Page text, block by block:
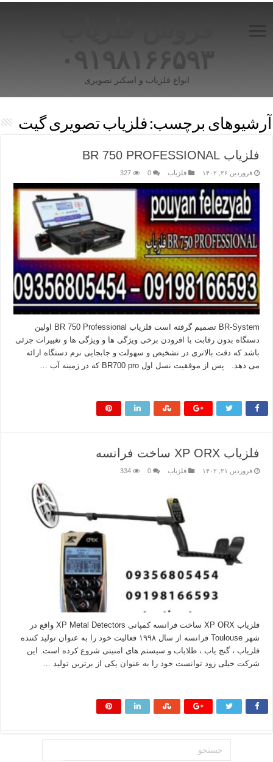
۰۹۱۹۸۱۶۶۵۹۳
انواع فلزیاب و اسکنر تصویری
آرشیوهای برچسب: فلزیاب تصویری گیت
فلزیاب BR 750 PROFESSIONAL
فروردین ۲۶, ۱۴۰۲ فلزیاب 0
327
BR-System تصمیم گرفته است فلزیاب BR 750 Professional اولین
دستگاه بدون رقابت با افزودن برخی ویژگی ها و ویژگی ها و تغییرات جزئی
باشد که دقت بالاتری در تشخیص و سهولت و جابجایی نرم دستگاه ارائه
می دهد. پس از موفقیت نسل اول BR700 pro که در زمینه آب …
فلزیاب XP ORX ساخت فرانسه
فروردین ۲۱, ۱۴۰۲ فلزیاب 0
334
فلزیاب XP ORX ساخت فرانسه کمپانی XP Metal Detectors واقع در
شهر Toulouse فرانسه از سال ۱۹۹۸ فعالیت خود را به عنوان تولید کننده
فلزیاب ، گنج یاب ، طلایاب و سیستم های امنیتی شروع کرده است. این
شرکت خیلی زود توانست خود را به عنوان یکی از برترین تولید …